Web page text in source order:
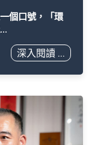
個口號，「環
深入閱讀 ...